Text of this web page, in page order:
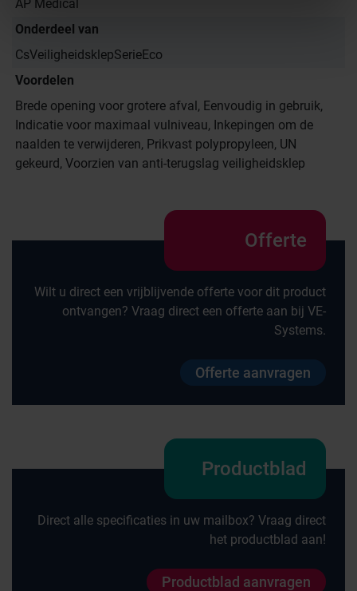
AP Medical
Onderdeel van
CsVeiligheidsklepSerieEco
Voordelen
Brede opening voor grotere afval, Eenvoudig in gebruik,
Indicatie voor maximaal vulniveau, Inkepingen om de
naalden te verwijderen, Prikvast polypropyleen, UN
gekeurd, Voorzien van anti-terugslag veiligheidsklep
Offerte
Wilt u direct een vrijblijvende offerte voor dit product
ontvangen? Vraag direct een offerte aan bij VE-
Systems.
Offerte aanvragen
Productblad
Direct alle specificaties in uw mailbox? Vraag direct
het productblad aan!
Productblad aanvragen